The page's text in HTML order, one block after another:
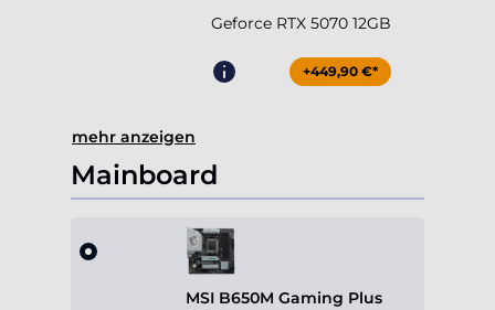
Geforce RTX 5070 12GB
+449,90 €*
mehr anzeigen
Mainboard
MSI B650M Gaming Plus